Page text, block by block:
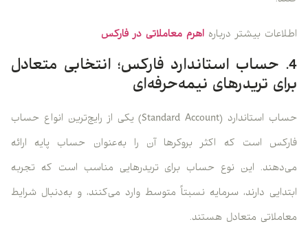
اطلاعات بیشتر درباره اهرم معاملاتی در فارکس
4. حساب استاندارد فارکس؛ انتخابی متعادل
برای تریدرهای نیمه‌حرفه‌ای
حساب استاندارد (Standard Account) یکی از رایج‌ترین انواع حساب
فارکس است که اکثر بروکرها آن را به‌عنوان حساب پایه ارائه
می‌دهند. این نوع حساب برای تریدرهایی مناسب است که تجربه
ابتدایی دارند، سرمایه نسبتاً متوسط وارد می‌کنند، و به‌دنبال شرایط
معاملاتی متعادل هستند.